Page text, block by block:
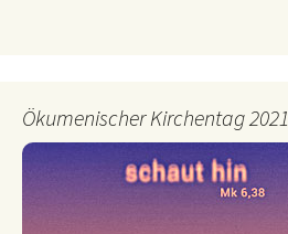
Ökumenischer Kirchentag 2021